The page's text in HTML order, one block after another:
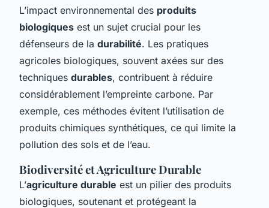
L’impact environnemental des produits
biologiques est un sujet crucial pour les
défenseurs de la durabilité. Les pratiques
agricoles biologiques, souvent axées sur des
techniques durables, contribuent à réduire
considérablement l’empreinte carbone. Par
exemple, ces méthodes évitent l’utilisation de
produits chimiques synthétiques, ce qui limite la
pollution des sols et de l’eau.
Biodiversité et Agriculture Durable
L’agriculture durable est un pilier des produits
biologiques, soutenant et protégeant la